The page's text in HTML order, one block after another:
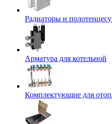
Радиаторы и
Арматура для котельной
Комплектующие для